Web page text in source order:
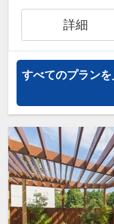
□照度1800LUX
□液晶ＴＶ
□加湿機能付空
□消臭スプレー
□携帯電話充電器
設定期間：
月31日
インターネット
200000015640
京成本線京成成
ＪＲ成田線東口
成田空港駅～京
◇成田山新勝寺
◇鹿島スタジア
・車で約80分
国道51号線鹿島
◇東京ディズニ
･車で約80分～
東関東自動車道
詳細
すべてのプランを